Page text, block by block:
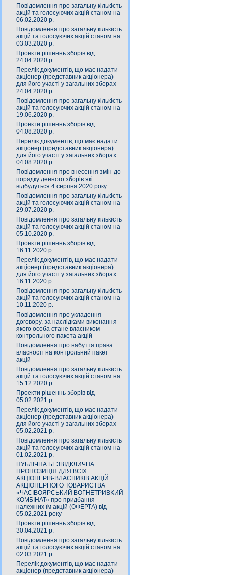
Повідомлення про загальну кількість
акцій та голосуючих акцій станом на
06.02.2020 р.
Повідомлення про загальну кількість
акцій та голосуючих акцій станом на
03.03.2020 р.
Проекти рішеннь зборів від
24.04.2020 р.
Перелік документів, що має надати
акціонер (представник акціонера)
для його участі у загальних зборах
24.04.2020 р.
Повідомлення про загальну кількість
акцій та голосуючих акцій станом на
19.06.2020 р.
Проекти рішеннь зборів від
04.08.2020 р.
Перелік документів, що має надати
акціонер (представник акціонера)
для його участі у загальних зборах
04.08.2020 р.
Повідомлення про внесення змін до
порядку денного зборів які
відбудуться 4 серпня 2020 року
Повідомлення про загальну кількість
акцій та голосуючих акцій станом на
29.07.2020 р.
Повідомлення про загальну кількість
акцій та голосуючих акцій станом на
05.10.2020 р.
Проекти рішеннь зборів від
16.11.2020 р.
Перелік документів, що має надати
акціонер (представник акціонера)
для його участі у загальних зборах
16.11.2020 р.
Повідомлення про загальну кількість
акцій та голосуючих акцій станом на
10.11.2020 р.
Повідомлення про укладення
договору, за наслідками виконання
якого особа стане власником
контрольного пакета акцій
Повідомлення про набуття права
власності на контрольний пакет
акцій
Повідомлення про загальну кількість
акцій та голосуючих акцій станом на
15.12.2020 р.
Проекти рішеннь зборів від
05.02.2021 р.
Перелік документів, що має надати
акціонер (представник акціонера)
для його участі у загальних зборах
05.02.2021 р.
Повідомлення про загальну кількість
акцій та голосуючих акцій станом на
01.02.2021 р.
ПУБЛІЧНА БЕЗВІДКЛИЧНА
ПРОПОЗИЦІЯ ДЛЯ ВСІХ
АКЦІОНЕРІВ-ВЛАСНИКІВ АКЦІЙ
АКЦІОНЕРНОГО ТОВАРИСТВА
«ЧАСIВОЯРСЬКИЙ ВОГНЕТРИВКИЙ
КОМБIНАТ» про придбання
належних їм акцій (ОФЕРТА) від
05.02.2021 року
Проекти рішеннь зборів від
30.04.2021 р.
Повідомлення про загальну кількість
акцій та голосуючих акцій станом на
02.03.2021 р.
Перелік документів, що має надати
акціонер (представник акціонера)